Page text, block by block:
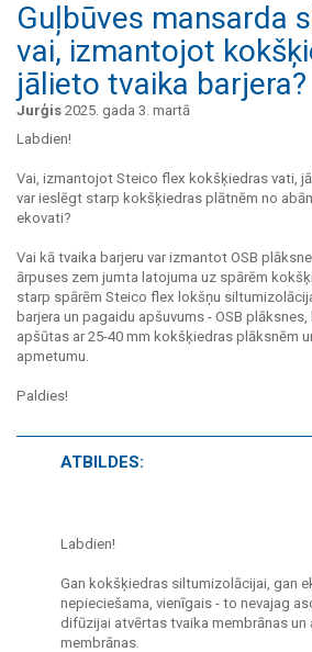
Guļbūves mansarda
vai, izmantojot
jālieto tvaika barjera?
Jurģis 2025. gada 3. martā
Labdien!
Vai, izmantojot Steico flex kokšķiedras vati,
var ieslēgt starp kokšķiedras plātnēm no
ekovati?
Vai kā tvaika barjeru var izmantot OSB
ārpuses zem jumta latojuma uz spārēm
starp spārēm Steico flex lokšņu
barjera un pagaidu apšuvums - OSB
apšūtas ar 25-40 mm kokšķiedras plāksnēm
apmetumu.
Paldies!
ATBILDES:
Labdien!
Gan kokšķiedras siltumizolācijai, gan
nepieciešama, vienīgais - to nevajag
difūzijai atvērtas tvaika membrānas un
membrānas.